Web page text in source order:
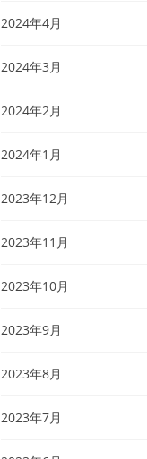
2024年4月
2024年3月
2024年2月
2024年1月
2023年12月
2023年11月
2023年10月
2023年9月
2023年8月
2023年7月